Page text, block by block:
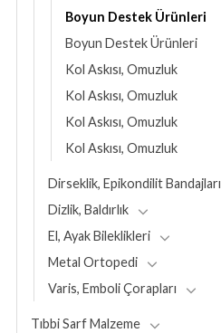
Boyun Destek Ürünleri
Boyun Destek Ürünleri
Kol Askısı, Omuzluk
Kol Askısı, Omuzluk
Kol Askısı, Omuzluk
Kol Askısı, Omuzluk
Dirseklik, Epikondilit Bandajları
Dizlik, Baldırlık
El, Ayak Bileklikleri
Metal Ortopedi
Varis, Emboli Çorapları
Tıbbi Sarf Malzeme